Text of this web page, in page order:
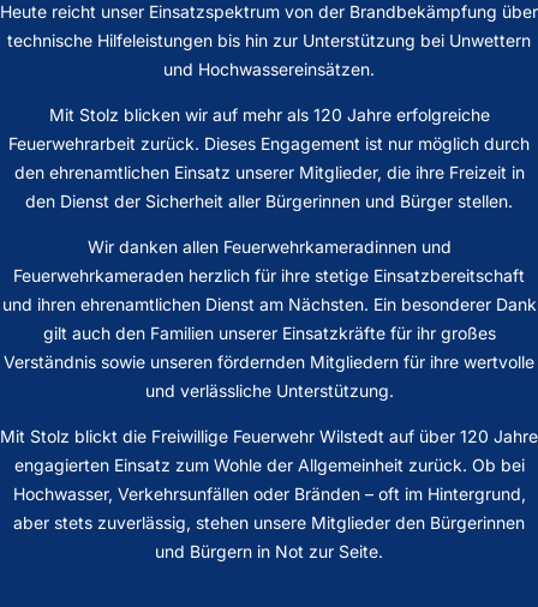
Heute reicht unser Einsatzspektrum von der Brandbekämpfung über
technische Hilfeleistungen bis hin zur Unterstützung bei Unwettern
und Hochwassereinsätzen.
Mit Stolz blicken wir auf mehr als 120 Jahre erfolgreiche
Feuerwehrarbeit zurück. Dieses Engagement ist nur möglich durch
den ehrenamtlichen Einsatz unserer Mitglieder, die ihre Freizeit in
den Dienst der Sicherheit aller Bürgerinnen und Bürger stellen.
Wir danken allen Feuerwehrkameradinnen und
Feuerwehrkameraden herzlich für ihre stetige Einsatzbereitschaft
und ihren ehrenamtlichen Dienst am Nächsten. Ein besonderer Dank
gilt auch den Familien unserer Einsatzkräfte für ihr großes
Verständnis sowie unseren fördernden Mitgliedern für ihre wertvolle
und verlässliche Unterstützung.
Mit Stolz blickt die Freiwillige Feuerwehr Wilstedt auf über 120 Jahre
engagierten Einsatz zum Wohle der Allgemeinheit zurück. Ob bei
Hochwasser, Verkehrsunfällen oder Bränden – oft im Hintergrund,
aber stets zuverlässig, stehen unsere Mitglieder den Bürgerinnen
und Bürgern in Not zur Seite.